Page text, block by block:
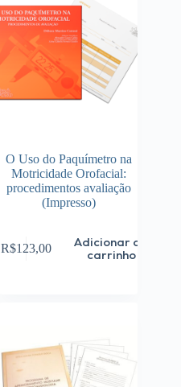
O Uso do Paquímetro na
Motricidade Orofacial:
procedimentos avaliação
(Impresso)
R$123,00
Adicionar ao
carrinho